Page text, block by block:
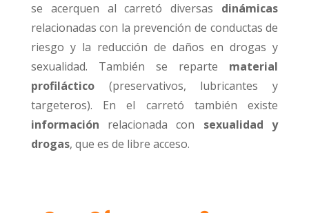
se acerquen al carretó diversas dinámicas
relacionadas con la prevención de conductas de
riesgo y la reducción de daños en drogas y
sexualidad. También se reparte material
profiláctico(preservativos, lubricantes y
targeteros). En el carretó también existe
información relacionada con sexualidad y
drogas, que es de libre acceso.